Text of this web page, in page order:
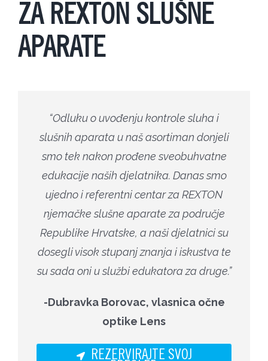
ZA REXTON SLUŠNE
APARATE
“Odluku o uvođenju kontrole sluha i
slušnih aparata u naš asortiman donjeli
smo tek nakon prođene sveobuhvatne
edukacije naših djelatnika. Danas smo
ujedno i referentni centar za REXTON
njemačke slušne aparate za područje
Republike Hrvatske, a naši djelatnici su
dosegli visok stupanj znanja i iskustva te
su sada oni u službi edukatora za druge.”
-Dubravka Borovac, vlasnica očne
optike Lens
REZERVIRAJTE SVOJ